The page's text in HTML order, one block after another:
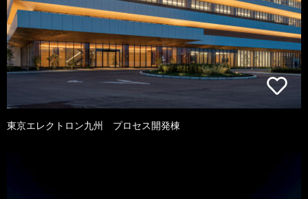
東京エレクトロン九州 プロセス開発棟